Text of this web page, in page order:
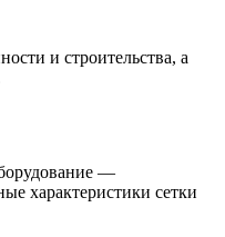
и строительства, а
—
характеристики сетки